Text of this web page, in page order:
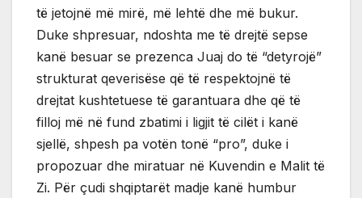
të jetojnë më mirë, më lehtë dhe më bukur.
Duke shpresuar, ndoshta me të drejtë sepse
kanë besuar se prezenca Juaj do të “detyrojë”
strukturat qeverisëse që të respektojnë të
drejtat kushtetuese të garantuara dhe që të
filloj më në fund zbatimi i ligjit të cilët i kanë
sjellë, shpesh pa votën tonë “pro”, duke i
propozuar dhe miratuar në Kuvendin e Malit të
Zi. Për çudi shqiptarët madje kanë humbur